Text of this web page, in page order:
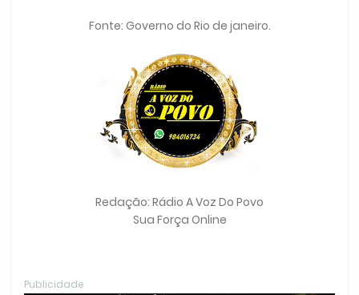
Fonte: Governo do Rio de janeiro.
Redação: Rádio A Voz Do Povo
Sua Força Online
Publicidade